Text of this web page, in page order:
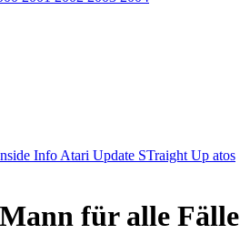
Info Atari Update STraight Up atos
für alle Fälle